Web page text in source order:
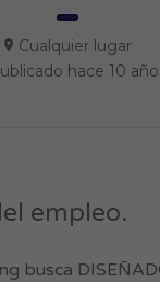
Cualquier lugar
hace 10
empleo.
busca